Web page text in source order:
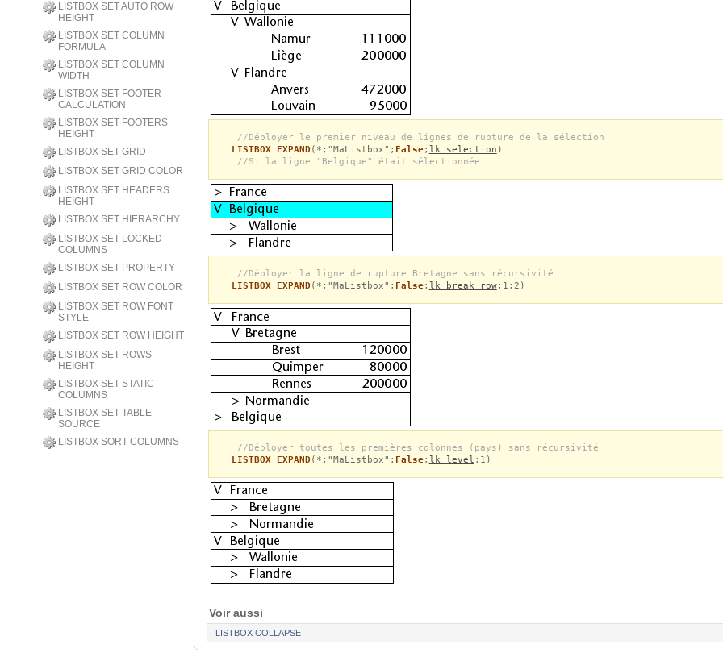
LISTBOX SET AUTO ROW
HEIGHT
LISTBOX SET COLUMN
FORMULA
LISTBOX SET COLUMN
WIDTH
LISTBOX SET FOOTER
CALCULATION
LISTBOX SET FOOTERS
HEIGHT
LISTBOX SET GRID
LISTBOX SET GRID COLOR
LISTBOX SET HEADERS
HEIGHT
LISTBOX SET HIERARCHY
LISTBOX SET LOCKED
COLUMNS
LISTBOX SET PROPERTY
LISTBOX SET ROW COLOR
LISTBOX SET ROW FONT
STYLE
LISTBOX SET ROW HEIGHT
LISTBOX SET ROWS
HEIGHT
LISTBOX SET STATIC
COLUMNS
LISTBOX SET TABLE
SOURCE
LISTBOX SORT COLUMNS
//Déployer le premier niveau de lignes de rupture de la sélection
LISTBOX EXPAND (*;"MaListbox"; False; lk selection )
//Si la ligne "Belgique" était sélectionnée
//Déployer la ligne de rupture Bretagne sans récursivité
LISTBOX EXPAND (*;"MaListbox"; False; lk break row;1;2)
//Déployer toutes les premières colonnes (pays) sans récursivité
LISTBOX EXPAND (*;"MaListbox"; False; lk level ;1)
Voir aussi
LISTBOX COLLAPSE